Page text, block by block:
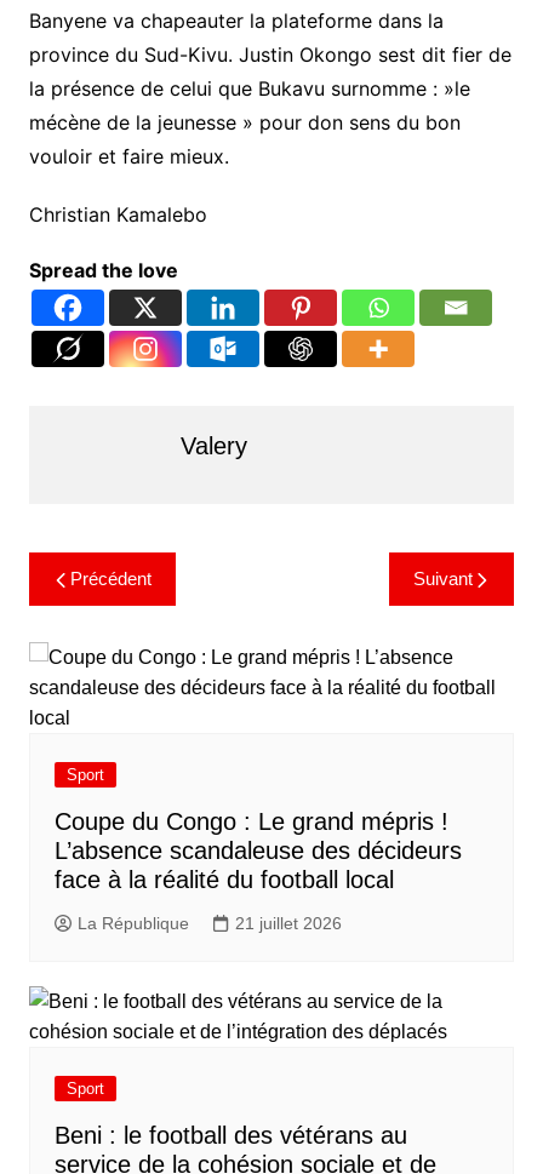
Banyene va chapeauter la plateforme dans la
province du Sud-Kivu. Justin Okongo sest dit fier de
la présence de celui que Bukavu surnomme : »le
mécène de la jeunesse » pour don sens du bon
vouloir et faire mieux.
Christian Kamalebo
Spread the love
Valery
Précédent Suivant
Sport
​Coupe du Congo : Le grand mépris !
L’absence scandaleuse des décideurs
face à la réalité du football local
La République 21 juillet 2026
Sport
Beni : le football des vétérans au
service de la cohésion sociale et de